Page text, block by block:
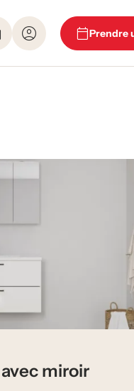
Prendre
miroir